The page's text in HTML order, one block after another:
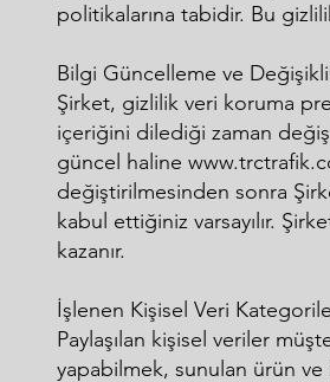
politikalarına tabidir. Bu
Bilgi Güncelleme ve
Şirket, gizlilik veri koruma
içeriğini dilediği zaman
güncel haline
değiştirilmesinden sonra
kabul ettiğiniz varsayılır.
kazanır.
İşlenen Kişisel Veri
Paylaşılan kişisel veriler
yapabilmek, sunulan ürün